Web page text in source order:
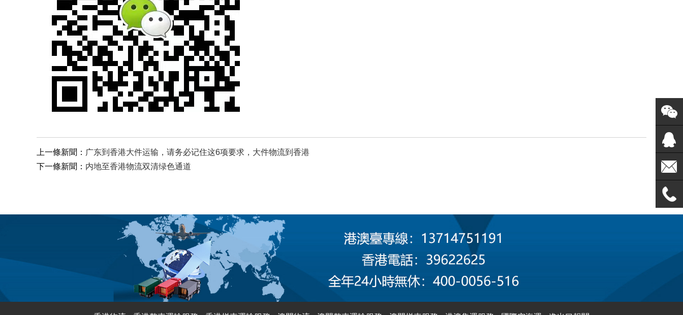
上一條新聞： 广东到香港大件运输，请务必记住这6项要求，大件物流到香港
下一條新聞： 内地至香港物流双清绿色通道
微信諮
業務諮
詢
郵箱